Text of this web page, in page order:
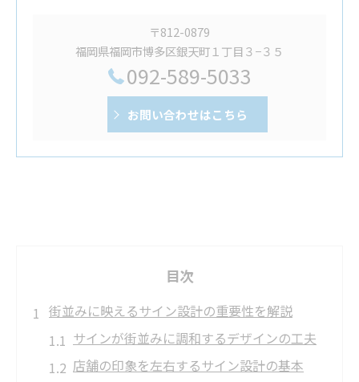
〒812-0879
福岡県福岡市博多区銀天町１丁目３−３５
092-589-5033
お問い合わせはこちら
目次
街並みに映えるサイン設計の重要性を解説
サインが街並みに調和するデザインの工夫
店舗の印象を左右するサイン設計の基本